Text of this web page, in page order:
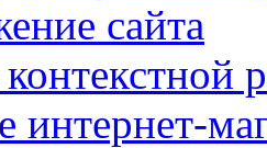
сайта
интернет-